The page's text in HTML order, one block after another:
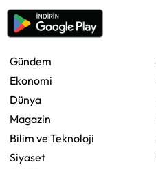
Gündem
Ekonomi
Dünya
Magazin
Bilim ve Teknoloji
Siyaset